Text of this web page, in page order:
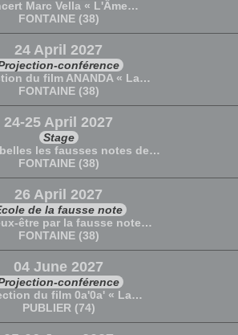
Marc Vella « L'Âme…
FONTAINE (38)
24 April 2027
conférence
du film ANANDA « La…
FONTAINE (38)
24-25 April 2027
Stage
les fausses notes de…
FONTAINE (38)
26 April 2027
de la fausse note
être par la fausse note…
FONTAINE (38)
04 June 2027
conférence
du film 0a'0a' « La…
PUBLIER (74)